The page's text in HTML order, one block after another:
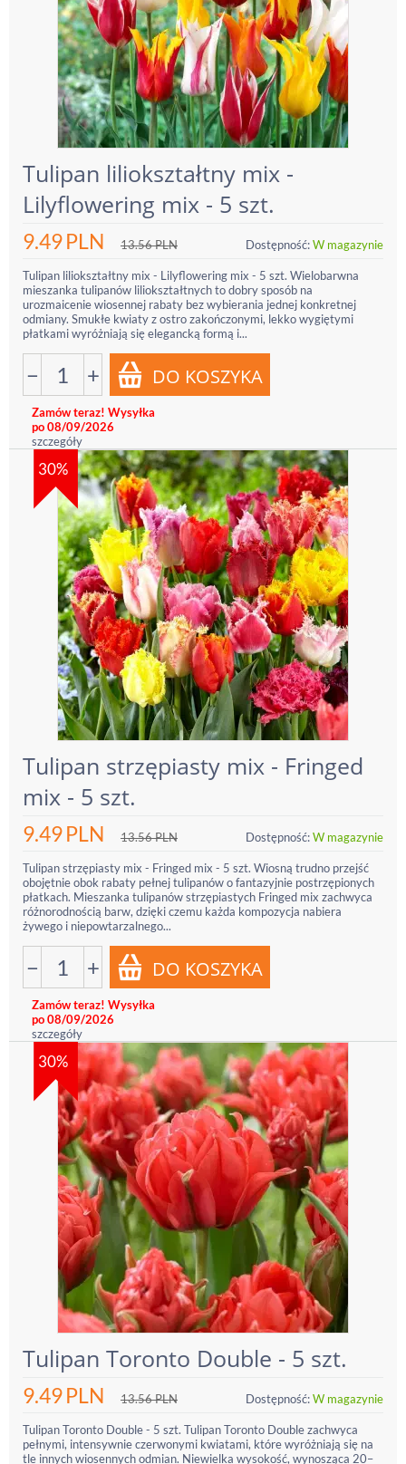
Tulipan liliokształtny mix -
Lilyflowering mix - 5 szt.
9.49PLN 13.56PLN Dostępność:W magazynie
Tulipan liliokształtny mix - Lilyflowering mix - 5 szt. Wielobarwna
mieszanka tulipanów liliokształtnych to dobry sposób na
urozmaicenie wiosennej rabaty bez wybierania jednej konkretnej
odmiany. Smukłe kwiaty z ostro zakończonymi, lekko wygiętymi
płatkami wyróżniają się elegancką formą i...
− +
Zamów teraz! Wysyłka
po 08/09/2026
szczegóły
30%
Tulipan strzępiasty mix - Fringed
mix - 5 szt.
9.49PLN 13.56PLN Dostępność:W magazynie
Tulipan strzępiasty mix - Fringed mix - 5 szt. Wiosną trudno przejść
obojętnie obok rabaty pełnej tulipanów o fantazyjnie postrzępionych
płatkach. Mieszanka tulipanów strzępiastych Fringed mix zachwyca
różnorodnością barw, dzięki czemu każda kompozycja nabiera
żywego i niepowtarzalnego...
− +
Zamów teraz! Wysyłka
po 08/09/2026
szczegóły
30%
Tulipan Toronto Double - 5 szt.
9.49PLN 13.56PLN Dostępność:W magazynie
Tulipan Toronto Double - 5 szt. Tulipan Toronto Double zachwyca
pełnymi, intensywnie czerwonymi kwiatami, które wyróżniają się na
tle innych wiosennych odmian. Niewielka wysokość, wynosząca 20–